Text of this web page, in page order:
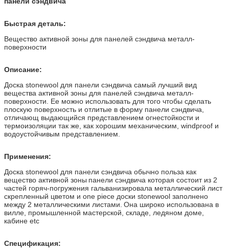
Быстрая деталь:
Вещество активной зоны для панелей сэндвича металл-
поверхности
Описание:
Доска stonewool для панели сэндвича самый лучший вид
вещества активной зоны для панелей сэндвича металл-
поверхности. Ее можно использовать для того чтобы сделать
плоскую поверхность и отлитые в форму панели сэндвича,
отличающ выдающийся представлением огнестойкости и
термоизоляции так же, как хорошим механическим, windproof и
водоустойчивым представлением.
Применения:
Доска stonewool для панели сэндвича обычно польза как
вещество активной зоны панели сэндвича которая состоит из 2
частей горяч-погружения гальванизировала металлический лист
скрепленный цветом и one piece доски stonewool заполнено
между 2 металлическими листами. Она широко использована в
вилле, промышленной мастерской, складе, ледяном доме,
кабине etc
Спецификация: